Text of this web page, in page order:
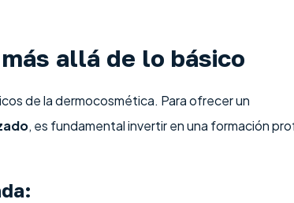
allá de lo básico
de la dermocosmética. Para ofrecer un
, es fundamental invertir en una formación